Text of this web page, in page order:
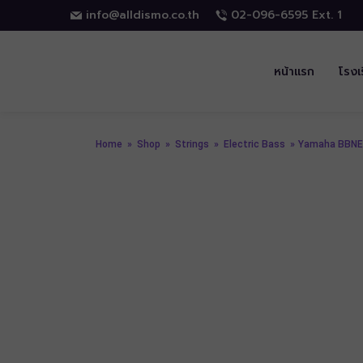
info@alldismo.co.th 02-096-6595 Ext. 1
หน้าแรก โรง
Home » Shop » Strings » Electric Bass » Yamaha